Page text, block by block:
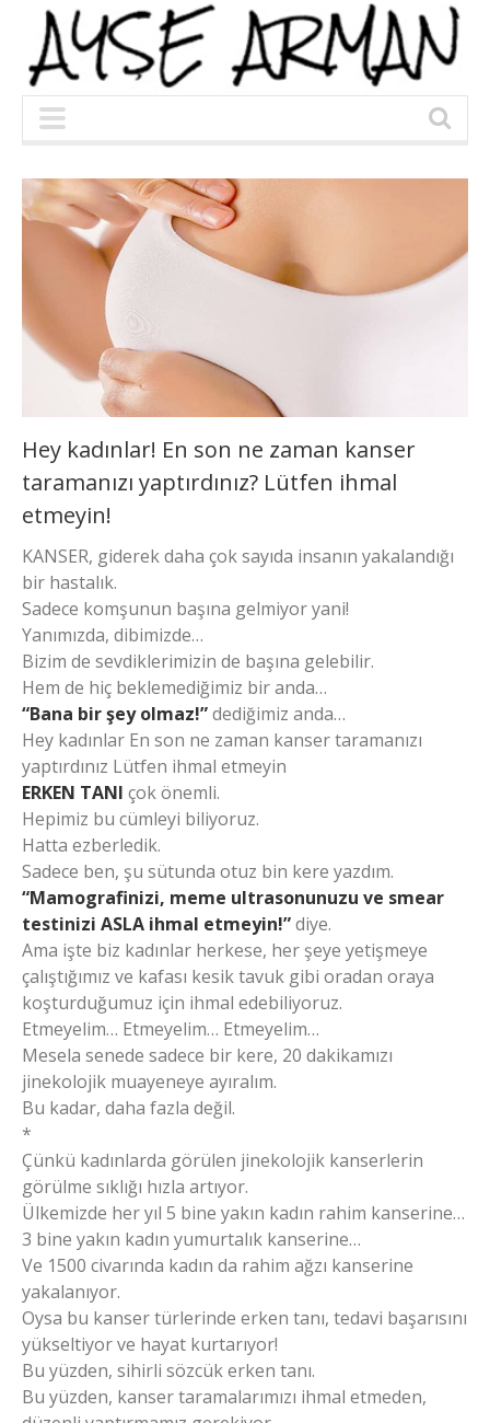
Hey kadınlar! En son ne zaman kanser
taramanızı yaptırdınız? Lütfen ihmal
etmeyin!
KANSER, giderek daha çok sayıda insanın yakalandığı
bir hastalık.
Sadece komşunun başına gelmiyor yani!
Yanımızda, dibimizde…
Bizim de sevdiklerimizin de başına gelebilir.
Hem de hiç beklemediğimiz bir anda…
“Bana bir şey olmaz!”dediğimiz anda…
Hey kadınlar En son ne zaman kanser taramanızı
yaptırdınız Lütfen ihmal etmeyin
ERKEN TANI çok önemli.
Hepimiz bu cümleyi biliyoruz.
Hatta ezberledik.
Sadece ben, şu sütunda otuz bin kere yazdım.
“Mamografinizi, meme ultrasonunuzu ve smear
testinizi ASLA ihmal etmeyin!”diye.
Ama işte biz kadınlar herkese, her şeye yetişmeye
çalıştığımız ve kafası kesik tavuk gibi oradan oraya
koşturduğumuz için ihmal edebiliyoruz.
Etmeyelim… Etmeyelim… Etmeyelim…
Mesela senede sadece bir kere, 20 dakikamızı
jinekolojik muayeneye ayıralım.
Bu kadar, daha fazla değil.
*
Çünkü kadınlarda görülen jinekolojik kanserlerin
görülme sıklığı hızla artıyor.
Ülkemizde her yıl 5 bine yakın kadın rahim kanserine…
3 bine yakın kadın yumurtalık kanserine…
Ve 1500 civarında kadın da rahim ağzı kanserine
yakalanıyor.
Oysa bu kanser türlerinde erken tanı, tedavi başarısını
yükseltiyor ve hayat kurtarıyor!
Bu yüzden, sihirli sözcük erken tanı.
Bu yüzden, kanser taramalarımızı ihmal etmeden,